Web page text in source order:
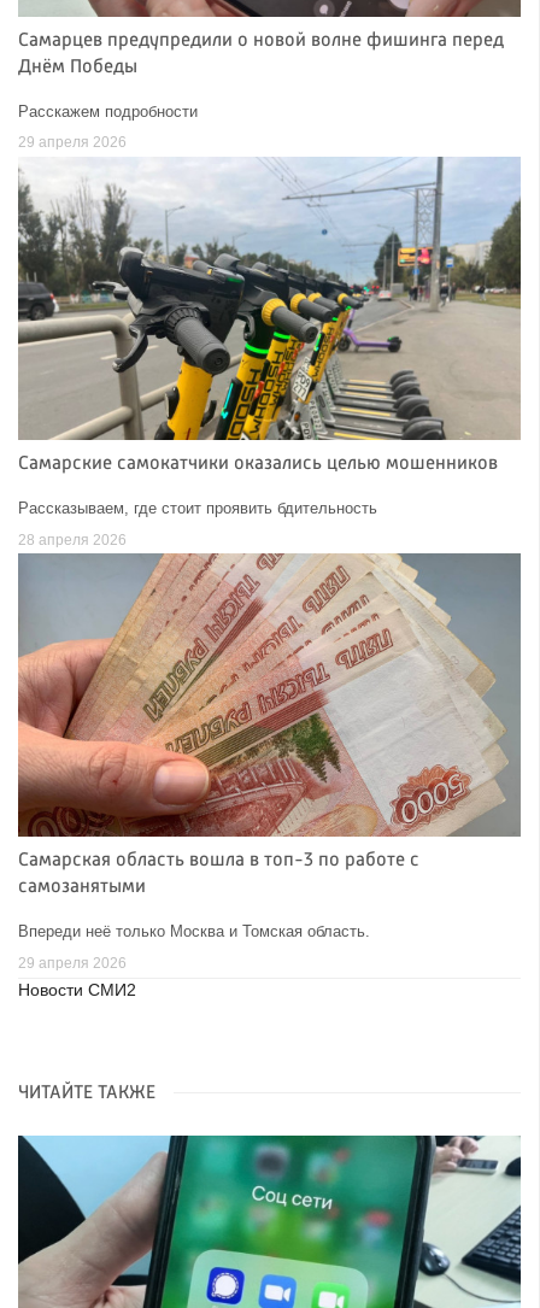
Самарцев предупредили о новой волне фишинга перед
Днём Победы
Расскажем подробности
29 апреля 2026
Самарские самокатчики оказались целью мошенников
Рассказываем, где стоит проявить бдительность
28 апреля 2026
Самарская область вошла в топ-3 по работе с
самозанятыми
Впереди неё только Москва и Томская область.
29 апреля 2026
Новости СМИ2
ЧИТАЙТЕ ТАКЖЕ